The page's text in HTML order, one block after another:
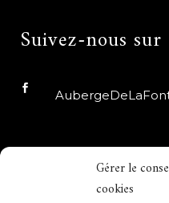
Gérer le
cookies
Suivez-nous sur
auberge_fdb